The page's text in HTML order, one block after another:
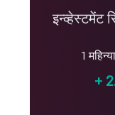
इन्व्हेस्टमेंट
1
+